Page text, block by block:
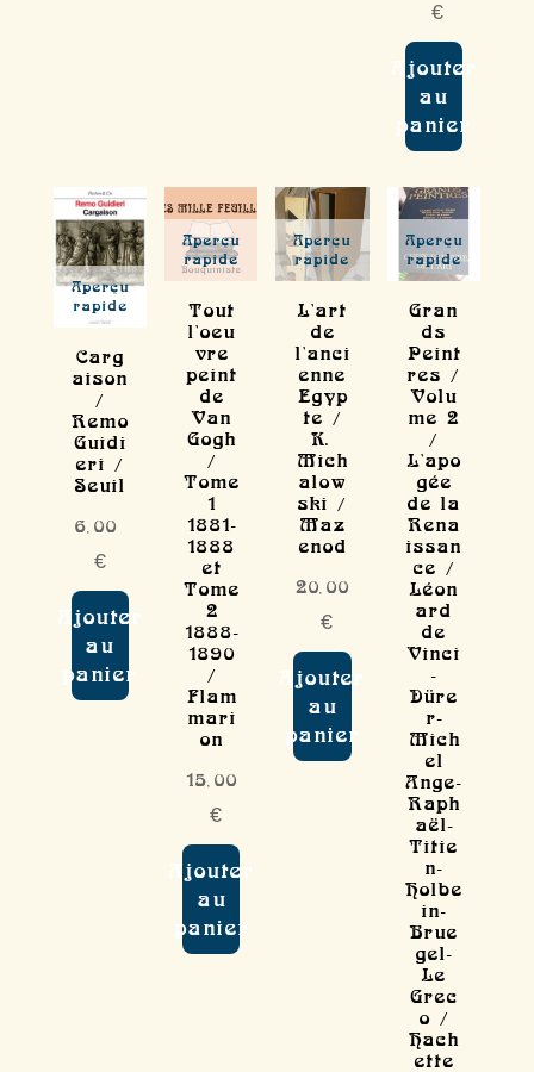
€
Ajouter
au
panier
Aperçu
rapide
Carg
aison
/
Remo
Guidi
eri /
Seuil
6,00
€
Ajouter
au
panier
Aperçu
rapide
Tout
l'oeu
vre
peint
de
Van
Gogh
/
Tome
1
1881-
1888
et
Tome
2
1888-
1890
/
Flam
mari
on
15,00
€
Ajouter
au
panier
Aperçu
rapide
L'art
de
l'anci
enne
Egyp
te /
K.
Mich
alow
ski /
Maz
enod
20,00
€
Ajouter
au
panier
Aperçu
rapide
Gran
ds
Peint
res /
Volu
me 2
/
L'apo
gée
de la
Rena
issan
ce /
Léon
ard
de
Vinci
-
Düre
r-
Mich
el
Ange-
Raph
aël-
Titie
n-
Holbe
in-
Brue
gel-
Le
Grec
o /
Hach
ette